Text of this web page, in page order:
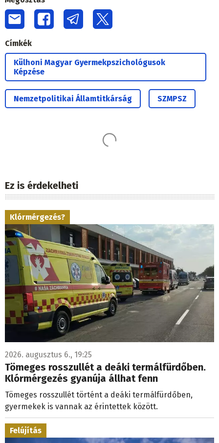
Címkék
Külhoni Magyar Gyermekpszichológusok
Képzése
Nemzetpolitikai Államtitkárság SZMPSZ
Ez is érdekelheti
Klórmérgezés?
2026. augusztus 6., 19:25
Tömeges rosszullét a deáki termálfürdőben.
Klórmérgezés gyanúja állhat fenn
Tömeges rosszullét történt a deáki termálfürdőben,
gyermekek is vannak az érintettek között.
Felújítás